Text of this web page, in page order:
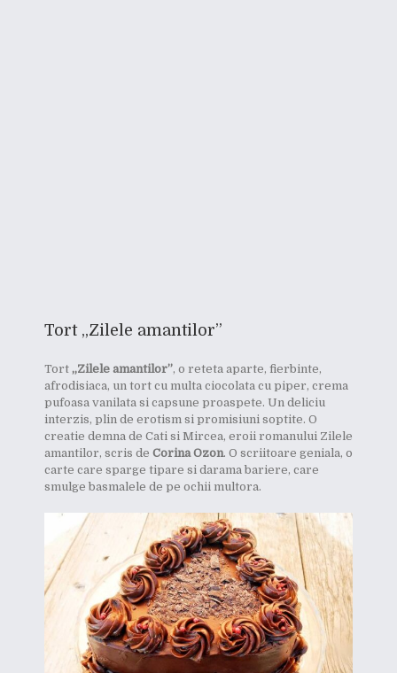
Tort „Zilele amantilor”
Tort „Zilele amantilor”, o reteta aparte, fierbinte,
afrodisiaca, un tort cu multa ciocolata cu piper, crema
pufoasa vanilata si capsune proaspete. Un deliciu
interzis, plin de erotism si promisiuni soptite. O
creatie demna de Cati si Mircea, eroii romanului Zilele
amantilor, scris de Corina Ozon. O scriitoare geniala, o
carte care sparge tipare si darama bariere, care
smulge basmalele de pe ochii multora.